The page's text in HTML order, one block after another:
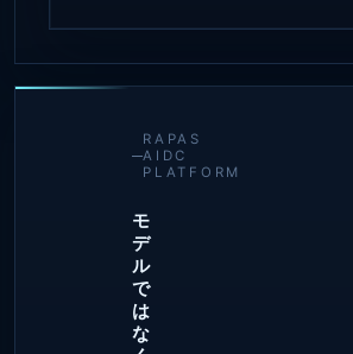
RAPAS
AIDC
PLATFORM
モ
デ
ル
で
は
な